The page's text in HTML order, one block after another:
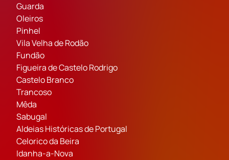
Guarda
Oleiros
Pinhel
Vila Velha de Rodão
Fundão
Figueira de Castelo Rodrigo
Castelo Branco
Trancoso
Mêda
Sabugal
Aldeias Históricas de Portugal
Celorico da Beira
Idanha-a-Nova